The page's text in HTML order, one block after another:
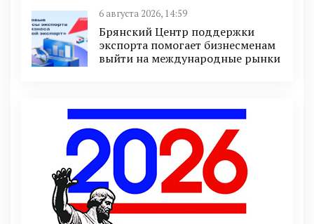
6 августа 2026, 14:59
Брянский Центр поддержки
экспорта помогает бизнесменам
выйти на международные рынки